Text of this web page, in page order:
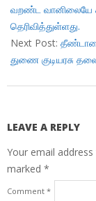
19
வறண்ட வானிலையே
தெரிவித்துள்ளது.
Next Post:
துணை குடியரசு
LEAVE A REPLY
Your email
marked *
Comment *